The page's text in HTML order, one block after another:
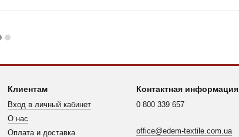
Клиентам
Вход в личный кабинет
О нас
Оплата и доставка
Контактная информация
0 800 339 657
office@edem-textile.com.ua